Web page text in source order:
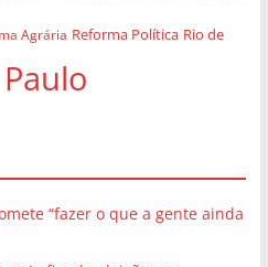
Agrária Reforma Política Rio de
“fazer o que a gente ainda